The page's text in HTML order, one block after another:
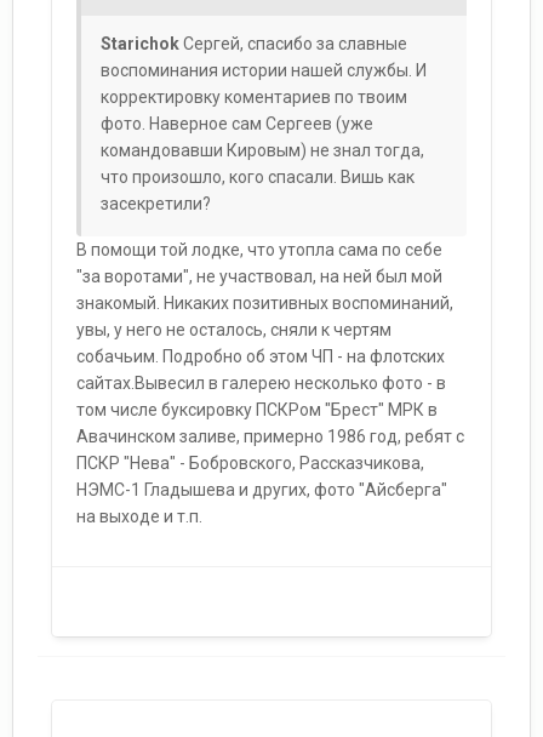
StarichokСергей, спасибо за славные
воспоминания истории нашей службы. И
корректировку коментариев по твоим
фото. Наверное сам Сергеев (уже
командовавши Кировым) не знал тогда,
что произошло, кого спасали. Вишь как
засекретили?
В помощи той лодке, что утопла сама по себе
"за воротами", не участвовал, на ней был мой
знакомый. Никаких позитивных воспоминаний,
увы, у него не осталось, сняли к чертям
собачьим. Подробно об этом ЧП - на флотских
сайтах.Вывесил в галерею несколько фото - в
том числе буксировку ПСКРом "Брест" МРК в
Авачинском заливе, примерно 1986 год, ребят с
ПСКР "Нева" - Бобровского, Рассказчикова,
НЭМС-1 Гладышева и других, фото "Айсберга"
на выходе и т.п.